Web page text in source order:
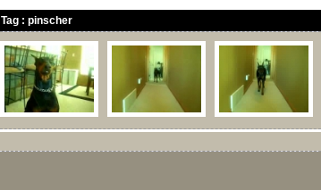
Tag : pinscher